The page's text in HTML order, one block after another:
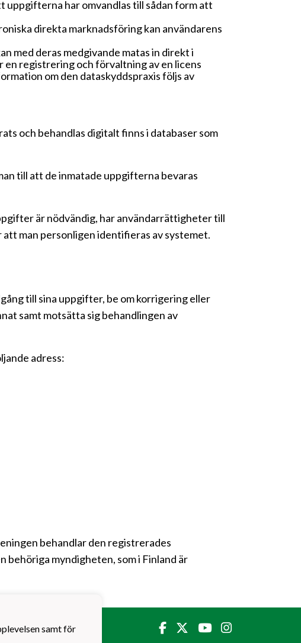
har omvandlas till sådan form att
direkta marknadsföring kan användarens
med deras medgivande matas in direkt i
registrering och förvaltning av en licens
om den dataskyddspraxis följs av
och behandlas digitalt finns i databaser som
till att de inmatade uppgifterna bevaras
är nödvändig, har användarrättigheter till
man personligen identifieras av systemet.
till sina uppgifter, be om korrigering eller
samt motsätta sig behandlingen av
adress:
behandlar den registrerades
myndigheten, som i Finland är
samt för